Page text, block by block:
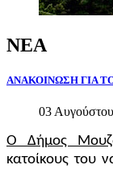
ΝΕΑ
ΑΝΑΚΟΙΝΩΣΗ ΓΙΑ
03
Ο Δήμος
κατοίκους του